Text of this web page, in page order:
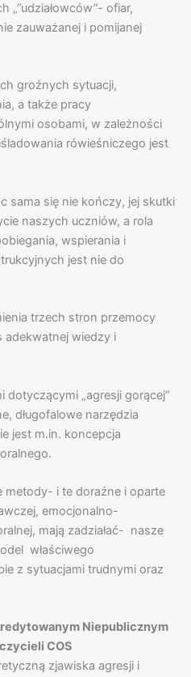
„”udziałowców”- ofiar,
zauważanej i pomijanej
groźnych sytuacji,
a także pracy
osobami, w zależności
rówieśniczego jest
sama się nie kończy, jej skutki
naszych uczniów, a rola
wspierania i
jest nie do
trzech stron przemocy
adekwatnej wiedzy i
„agresji gorącej”
długofalowe narzędzia
jest m.in. koncepcja
i te doraźne i oparte
emocjonalno-
mają zadziałać- nasze
właściwego
z sytuacjami trudnymi oraz
Niepublicznym
COS
zjawiska agresji i